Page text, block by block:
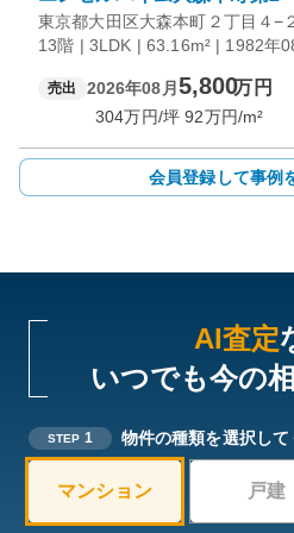
東京都大田区大森本町２丁目４−
13階 | 3LDK | 63.16m² | 1982年
売出 2026年08月 5,800万円
304万円/坪 92万円/m²
会員登録して事例
AI査定
いつでも今の
STEP 1 物件の種類を選択して
マンション 戸建